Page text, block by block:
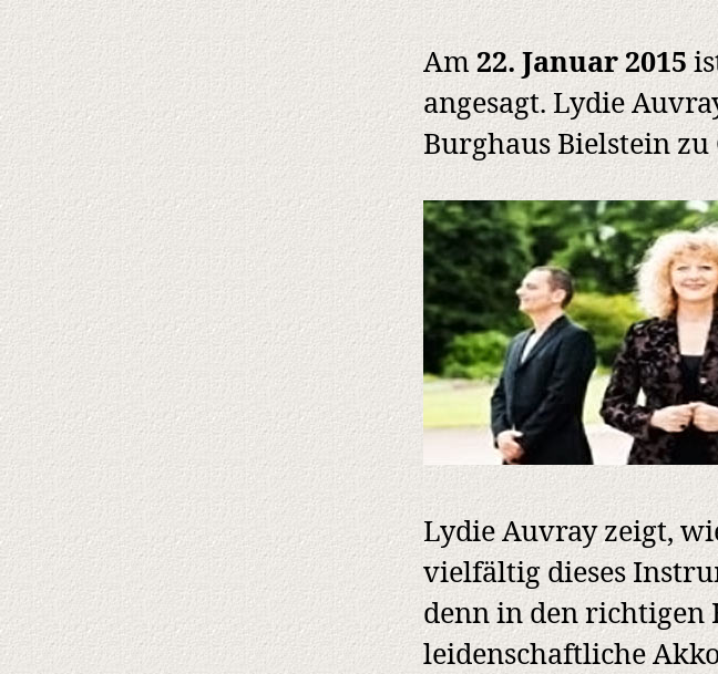
Am22. Januar 2015
angesagt. Lydie
Burghaus Bielstein zu
Lydie Auvray zeigt,
vielfältig dieses
denn in den richtigen
leidenschaftliche